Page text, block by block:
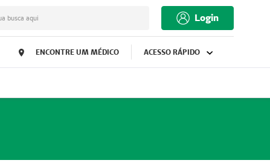
busca aqui Login
ENCONTRE UM MÉDICO ACESSO RÁPIDO